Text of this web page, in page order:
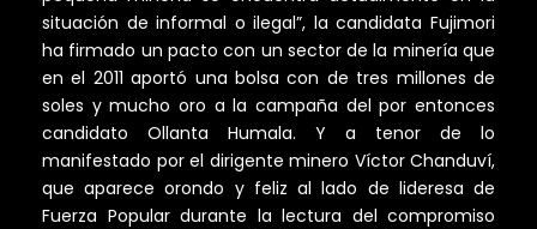
situación de informal o ilegal”, la candidata Fujimori
ha firmado un pacto con un sector de la minería que
en el 2011 aportó una bolsa con de tres millones de
soles y mucho oro a la campaña del por entonces
candidato Ollanta Humala. Y a tenor de lo
manifestado por el dirigente minero Víctor Chanduví,
que aparece orondo y feliz al lado de lideresa de
Fuerza Popular durante la lectura del compromiso